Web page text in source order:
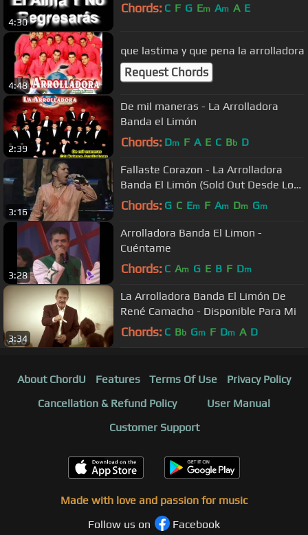
4:30
Chords: C F G Em Am A E
4:48
que lastima y que pena la arrolladora
Request Chords
2:39
De mil maneras - La Arrolladora
Banda el Limón
Chords: Dm F A E C Bb D
3:16
Fallaste Corazon - La Arrolladora
Banda El Limón (Sold Out Desde Los
Angeles)
Chords: G C Em F Am Dm Gm
3:28
Arrolladora Banda El Limon -
Cuéntame
Chords: C Am G E B F Dm
3:34
La Arrolladora Banda El Limón De
René Camacho - Disponible Para Mi
Chords: C Bb Gm F Dm A D
About ChordU Features Terms Of Use
Privacy Policy
Cancellation & Refund Policy
User Manual
Customer Support
Made with love and passion for music
Follow us on
Facebook